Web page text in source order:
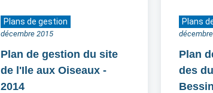
Plans de gestion
décembre 2015
Plan de gestion du site
de l'Ile aux Oiseaux -
2014
Plans
Plan
des
Bessin